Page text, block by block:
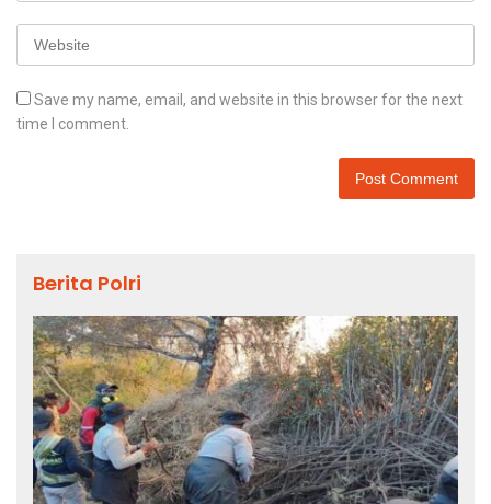
Save my name, email, and website in this browser for the next
time I comment.
Berita Polri